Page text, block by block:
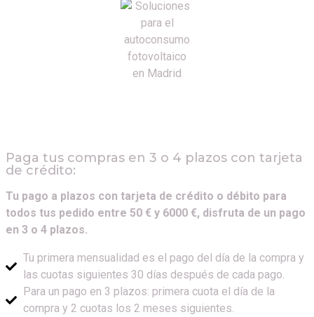
Paga tus compras en 3 o 4 plazos con tarjeta
de crédito:
Tu pago a plazos con tarjeta de crédito o débito para
todos tus pedido entre 50 € y 6000 €, disfruta de un pago
en 3 o 4 plazos.
Tu primera mensualidad es el pago del día de la compra y
las cuotas siguientes 30 días después de cada pago.
Para un pago en 3 plazos: primera cuota el día de la
compra y 2 cuotas los 2 meses siguientes.